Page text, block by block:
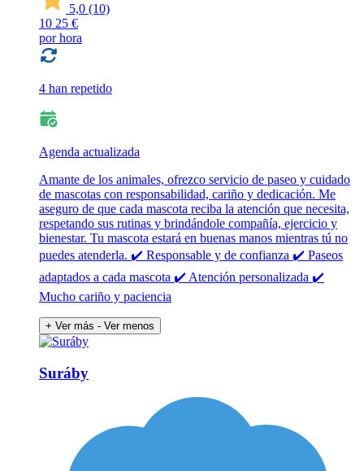
5,0 (10)
10 25 €
por hora
4 han repetido
Agenda actualizada
Amante de los animales, ofrezco servicio de paseo y cuidado
de mascotas con responsabilidad, cariño y dedicación. Me
aseguro de que cada mascota reciba la atención que necesita,
respetando sus rutinas y brindándole compañía, ejercicio y
bienestar. Tu mascota estará en buenas manos mientras tú no
puedes atenderla. ✔️ Responsable y de confianza ✔️ Paseos
adaptados a cada mascota ✔️ Atención personalizada ✔️
Mucho cariño y paciencia
+ Ver más - Ver menos
Suráby